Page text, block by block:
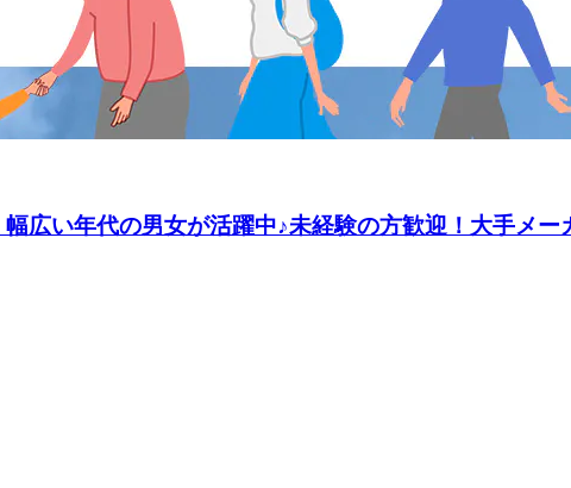
広い年代の男女が活躍中♪未経験の方歓迎！大手メー